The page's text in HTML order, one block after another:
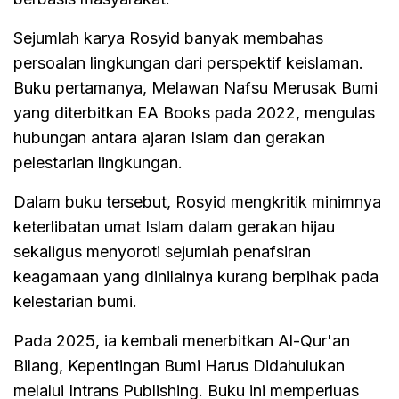
Sejumlah karya Rosyid banyak membahas
persoalan lingkungan dari perspektif keislaman.
Buku pertamanya, Melawan Nafsu Merusak Bumi
yang diterbitkan EA Books pada 2022, mengulas
hubungan antara ajaran Islam dan gerakan
pelestarian lingkungan.
Dalam buku tersebut, Rosyid mengkritik minimnya
keterlibatan umat Islam dalam gerakan hijau
sekaligus menyoroti sejumlah penafsiran
keagamaan yang dinilainya kurang berpihak pada
kelestarian bumi.
Pada 2025, ia kembali menerbitkan Al-Qur'an
Bilang, Kepentingan Bumi Harus Didahulukan
melalui Intrans Publishing. Buku ini memperluas